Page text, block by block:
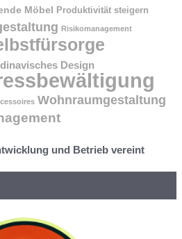
Möbel Produktivität steigern
Risikomanagement
Design
Wohnraumgestaltung
und Betrieb vereint